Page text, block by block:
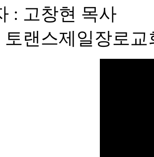
: 고창현 목사
토랜스제일장로교